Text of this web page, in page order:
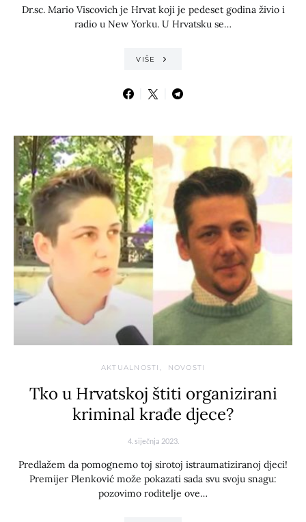
Dr.sc. Mario Viscovich je Hrvat koji je pedeset godina živio i
radio u New Yorku. U Hrvatsku se…
VIŠE
AKTUALNOSTI NOVOSTI
Tko u Hrvatskoj štiti organizirani
kriminal krađe djece?
4. siječnja 2023.
Predlažem da pomognemo toj sirotoj istraumatiziranoj djeci!
Premijer Plenković može pokazati sada svu svoju snagu:
pozovimo roditelje ove…